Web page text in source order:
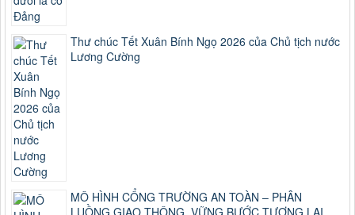
Thư chúc Tết Xuân Bính Ngọ 2026 của Chủ tịch nước
Lương Cường
MÔ HÌNH CỔNG TRƯỜNG AN TOÀN – PHÂN